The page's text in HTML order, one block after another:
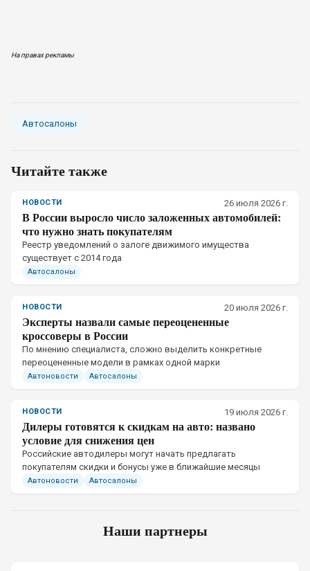
На правах рекламы
Автосалоны
Читайте также
НОВОСТИ 26 июля 2026 г.
В России выросло число заложенных автомобилей:
что нужно знать покупателям
Реестр уведомлений о залоге движимого имущества
существует с 2014 года
Автосалоны
НОВОСТИ 20 июля 2026 г.
Эксперты назвали самые переоцененные
кроссоверы в России
По мнению специалиста, сложно выделить конкретные
переоцененные модели в рамках одной марки
Автоновости Автосалоны
НОВОСТИ 19 июля 2026 г.
Дилеры готовятся к скидкам на авто: названо
условие для снижения цен
Российские автодилеры могут начать предлагать
покупателям скидки и бонусы уже в ближайшие месяцы
Автоновости Автосалоны
Наши партнеры